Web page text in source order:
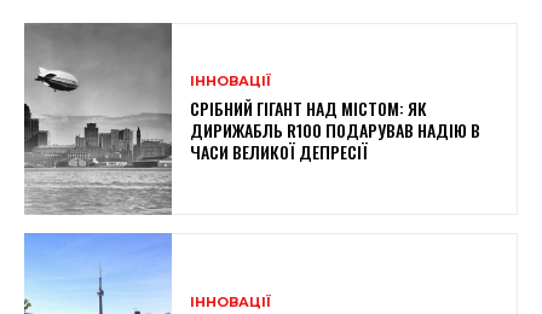
ІННОВАЦІЇ
СРІБНИЙ ГІГАНТ НАД МІСТОМ: ЯК
ДИРИЖАБЛЬ R100 ПОДАРУВАВ НАДІЮ В
ЧАСИ ВЕЛИКОЇ ДЕПРЕСІЇ
ІННОВАЦІЇ